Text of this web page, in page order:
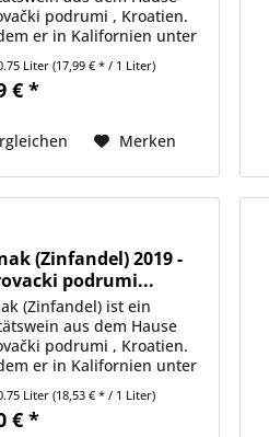
podrumi , Kroatien.
er in Kalifornien unter
ist, kehrte Crljenak
wieder nach Hause
Liter(17,99 € * / 1 Liter)
€ *
Merken
(Zinfandel) 2019 -
podrumi...
(Zinfandel) ist ein
aus dem Hause
podrumi , Kroatien.
er in Kalifornien unter
Zinfandel berühmt
ist, kehrte Crljenak
wieder nach Hause
Liter(18,53 € * / 1 Liter)
€ *